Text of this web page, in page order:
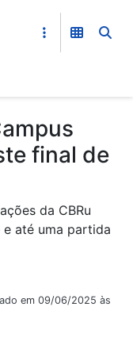
final de
da CBRu
até uma partida
em 09/06/2025 às